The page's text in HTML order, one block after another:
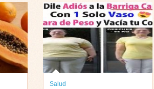
Salud